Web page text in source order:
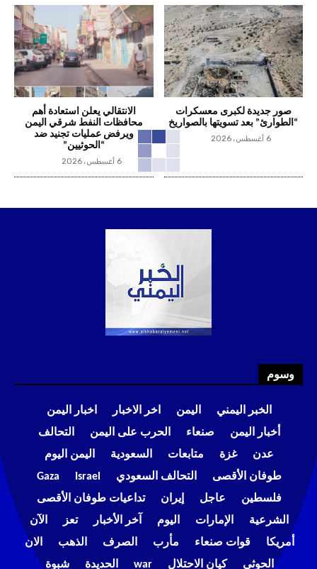
صور جديدة لكبرى معسكرات
“الطوارئ” بعد تسويتها بالصواريخ
6 أغسطس، 2026
الانتقالي يعلن استعادة أهم
محافظات النفط شرقي اليمن
ويرفض عمليات تجنيد ضد
“الحوثيين”
6 أغسطس، 2026
وسوم
الخبر اليمني اليمن اخر الاخبار
اخبار اليمن
أخبار اليمن
صنعاء الحرب على اليمن
التحالف
عدن
غزة متابعات السعودية
اليمن اليوم
طوفان الأقصى
التحالف السعودي Israel
Gaza
فلسطين
عاجل إيران
تداعيات طوفان الأقصى
الشرعية
الإمارات اليوم آخر الأخبار تعز
الآن
أمريكا
قوات صنعاء مأرب الصرف الذهب
الان
الحوثي
كيان الاحتلال war الحديدة شبوة